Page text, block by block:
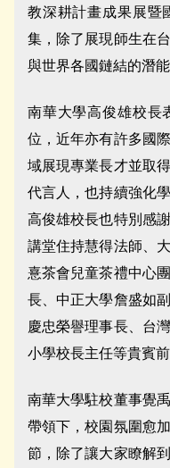
教深耕計畫成果展暨
集，除了展現師生在
與世界各國鏈結的潛能
南華大學高俊雄校長
位，近年亦有許多國
域展現專業長才並取
代言人，也持續強化
高俊雄校長也特別感
講堂住持慧得法師、
憙茶會兒童茶禮中心
長、中正大學詹盛如
慶忠榮譽理事長、台
小學校長主任等貴賓
南華大學駐校董事覺
帶領下，校園氛圍愈
節，除了讓大家瞭解